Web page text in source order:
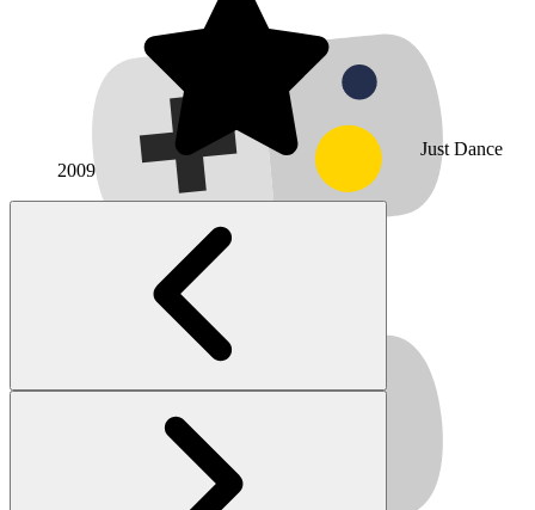
Just Dance
2009